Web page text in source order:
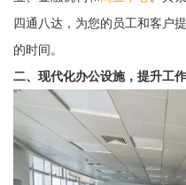
四通八达，为您的员工和客户
的时间。
二、现代化办公设施，提升工